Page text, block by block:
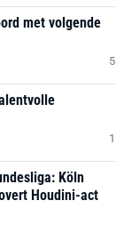
met volgende
5
1
Köln
Houdini-act